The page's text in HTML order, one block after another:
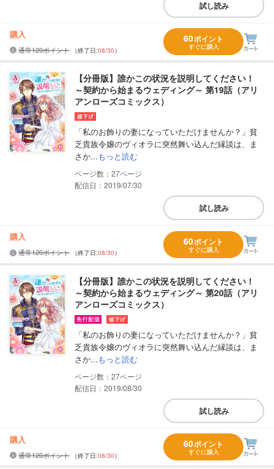
試し読み
購入
通常120ポイント （終了日:08/30）
60ポイント
すぐに購入
【分冊版】誰かこの状況を説明してください！
～契約から始まるウェディング～ 第19話（アリ
アンローズコミックス）
「私のお飾りの妻になっていただけませんか？」貧
乏貴族令嬢のヴィオラに突然舞い込んだ縁談は、ま
さか...もっと読む
27
配信日：2019/07/30
試し読み
購入
通常120ポイント （終了日:08/30）
60ポイント
すぐに購入
【分冊版】誰かこの状況を説明してください！
～契約から始まるウェディング～ 第20話（アリ
アンローズコミックス）
「私のお飾りの妻になっていただけませんか？」貧
乏貴族令嬢のヴィオラに突然舞い込んだ縁談は、ま
さか...もっと読む
27
配信日：2019/08/30
試し読み
購入
通常120ポイント （終了日:08/30）
60ポイント
すぐに購入